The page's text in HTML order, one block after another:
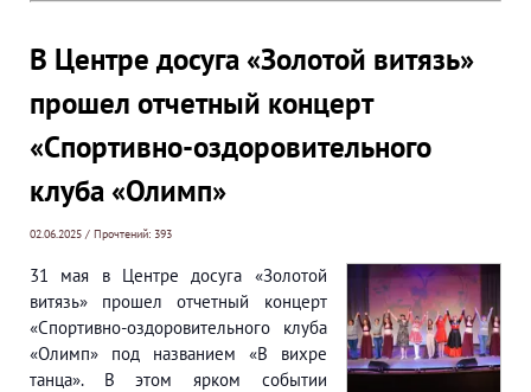
В Центре досуга «Золотой витязь»
прошел отчетный концерт
«Спортивно-оздоровительного
клуба «Олимп»
02.06.2025 / Прочтений: 393
31 мая в Центре досуга «Золотой
витязь» прошел отчетный концерт
«Спортивно-оздоровительного клуба
«Олимп» под названием «В вихре
танца». В этом ярком событии